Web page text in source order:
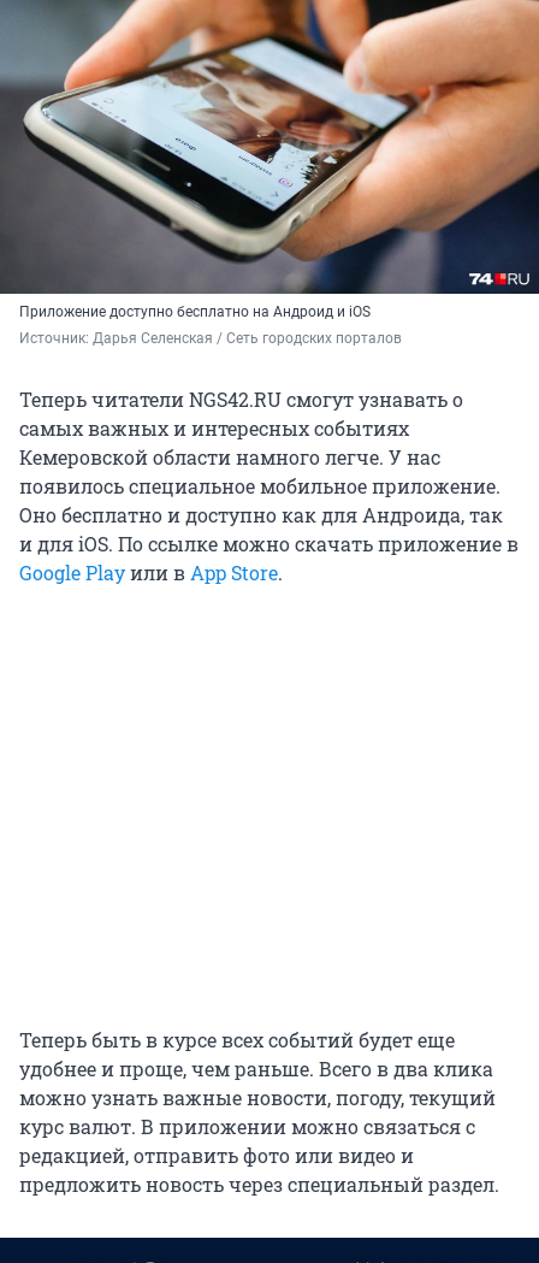
Приложение доступно бесплатно на Андроид и iOS
Источник: Дарья Селенская / Сеть городских порталов
Теперь читатели NGS42.RU смогут узнавать о
самых важных и интересных событиях
Кемеровской области намного легче. У нас
появилось специальное мобильное приложение.
Оно бесплатно и доступно как для Андроида, так
и для iOS. По ссылке можно скачать приложение в
Google Playили вApp Store.
Теперь быть в курсе всех событий будет еще
удобнее и проще, чем раньше. Всего в два клика
можно узнать важные новости, погоду, текущий
курс валют. В приложении можно связаться с
редакцией, отправить фото или видео и
предложить новость через специальный раздел.